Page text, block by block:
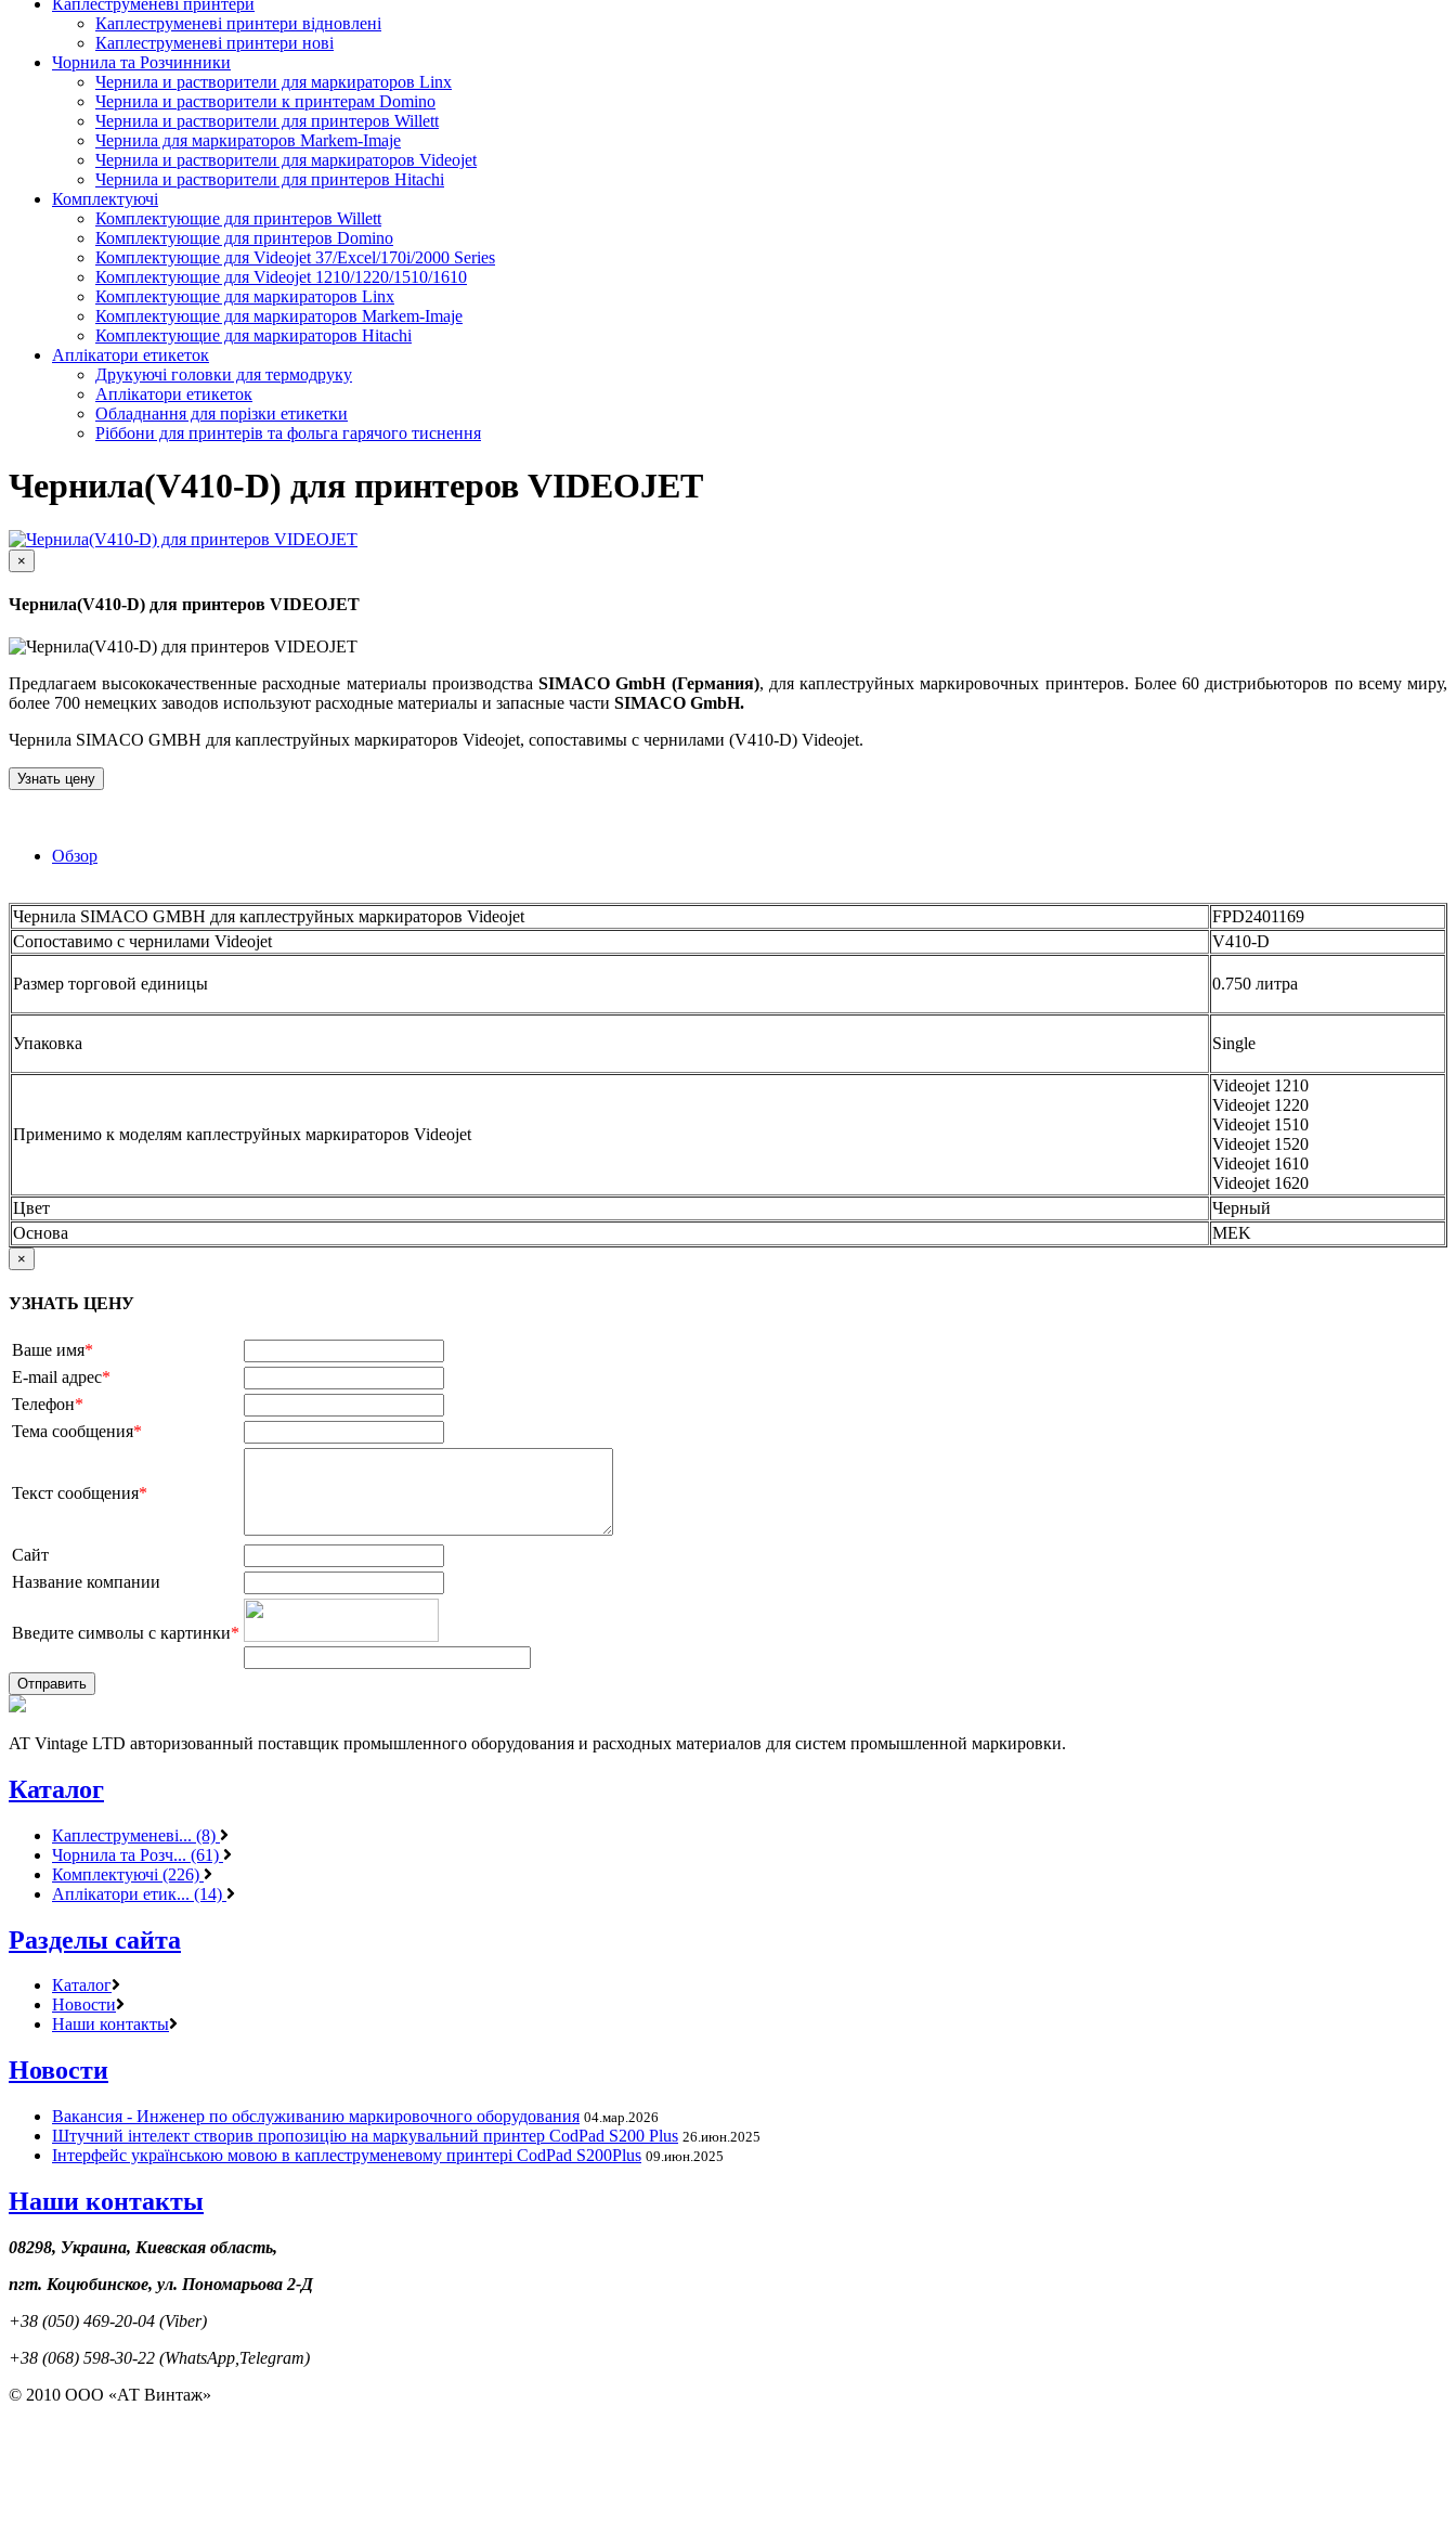
Аплікатор для горизонтальної поклейки етикетки
Подробнее
Каплеструйный принтер CodPad S200 Plus для маркировки продукции
Каплеструменеві принтери відновлені
Каплеструменеві принтери нові
Чорнила та Розчинники
Чернила и растворители для маркираторов Linx
Чернила и растворители к принтерам Domino
Чернила и растворители для принтеров Willett
Чернила для маркираторов Markem-Imaje
Чернила и растворители для маркираторов Videojet
Чернила и растворители для принтеров Hitachi
Комплектуючі
Комплектующие для принтеров Willett
Комплектующие для принтеров Domino
Комплектующие для Videojet 37/Excel/170i/2000 Series
Комплектующие для Videojet 1210/1220/1510/1610
Комплектующие для маркираторов Linx
Комплектующие для маркираторов Markem-Imaje
Комплектующие для маркираторов Hitachi
Аплікатори етикеток
Друкуючі головки для термодруку
Аплікатори етикеток
Обладнання для порізки етикетки
Ріббони для принтерів та фольга гарячого тиснення
Чернила(V410-D) для принтеров VIDEOJET
×
Чернила(V410-D) для принтеров VIDEOJET
Предлагаем высококачественные расходные материалы производстваSIMACO GmbH (Германия), для каплеструйных маркировочных принтеров. Более 60 дистрибьюторов по всему миру,
более 700 немецких заводов используют расходные материалы и запасные части SIMACO GmbH.
Чернила SIMACO GMBH для каплеструйных маркираторов Videojet, сопоставимы с чернилами (V410-D) Videojet.
Узнать цену
Обзор
Чернила SIMACO GMBH для каплеструйных маркираторов Videojet
FPD2401169
Сопоставимо с чернилами Videojet
V410-D
Размер торговой единицы 0.750 литра
Упаковка Single
Применимо к моделям каплеструйных маркираторов Videojet
Videojet 1210
Videojet 1220
Videojet 1510
Videojet 1520
Videojet 1610
Videojet 1620
Цвет
Черный
Основа
MEK
×
УЗНАТЬ ЦЕНУ
Ваше имя*
E-mail адрес*
Телефон*
Тема сообщения*
Текст сообщения*
Сайт
Название компании
Введите символы с картинки*
AT Vintage LTD авторизованный поставщик промышленного оборудования и расходных материалов для систем промышленной маркировки.
Каталог
Каплеструменеві... (8)
Чорнила та Розч... (61)
Комплектуючі (226)
Аплікатори етик... (14)
Разделы сайта
Каталог
Новости
Наши контакты
Новости
Вакансия - Инженер по обслуживанию маркировочного оборудования 04.мар.2026
Штучний інтелект створив пропозицію на маркувальний принтер CodPad S200 Plus 26.июн.2025
Інтерфейс українською мовою в каплеструменевому принтері CodPad S200Plus 09.июн.2025
Наши контакты
08298, Украина, Киевская область,
пгт. Коцюбинское, ул. Пономарьова 2-Д
+38 (050) 469-20-04 (Viber)
+38 (068) 598-30-22 (WhatsApp,Telegram)
© 2010 ООО «АТ Винтаж»